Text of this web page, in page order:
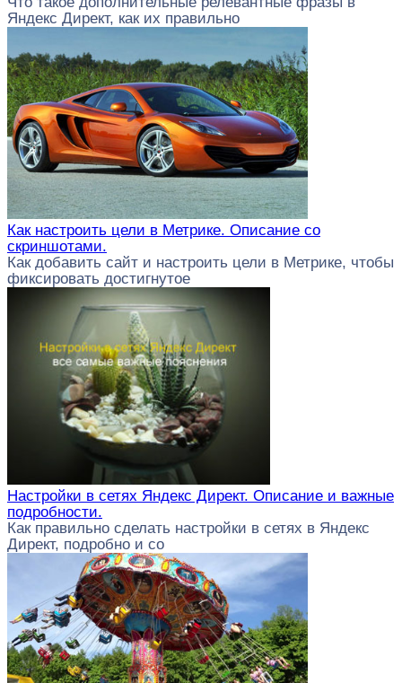
Яндекс Директ, как их правильно
Как настроить цели в Метрике. Описание со
скриншотами.
Как добавить сайт и настроить цели в Метрике, чтобы
фиксировать достигнутое
Настройки в сетях Яндекс Директ. Описание и важные
подробности.
Как правильно сделать настройки в сетях в Яндекс
Директ, подробно и со